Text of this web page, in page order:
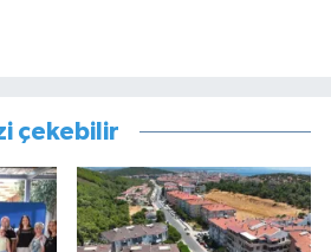
çekebilir